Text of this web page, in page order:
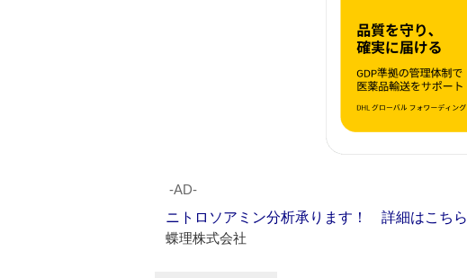
‐AD‐
ニトロソアミン分析承ります！ 詳細はこちら
蝶理株式会社